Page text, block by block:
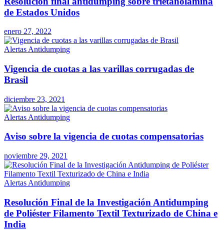
de Estados Unidos
enero 27, 2022
Alertas Antidumping
Vigencia de cuotas a las varillas corrugadas de
Brasil
diciembre 23, 2021
Alertas Antidumping
Aviso sobre la vigencia de cuotas compensatorias
noviembre 29, 2021
Alertas Antidumping
Resolución Final de la Investigación Antidumping
de Poliéster Filamento Textil Texturizado de China e
India